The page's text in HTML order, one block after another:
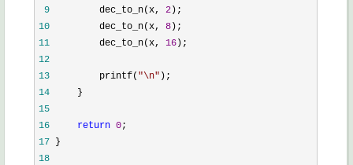
9
         dec_to_n(x,
2
10
         dec_to_n(x,
8
11
         dec_to_n(x,
16
12
13
         printf(
"\n"
14
15
16
return 0
17
18